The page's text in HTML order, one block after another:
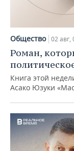
Общество 02 авг,
Роман,
Книга этой
Асако Юзуки